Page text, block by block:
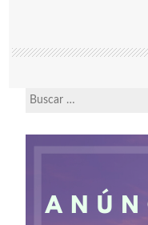
Buscar...